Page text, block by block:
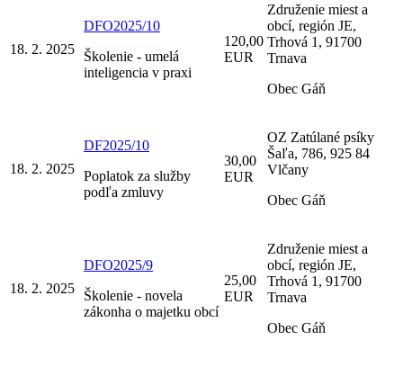
18. 2. 2025
DFO2025/10
Školenie - umelá
inteligencia v praxi
120,00
EUR
Združenie miest a
obcí, región JE,
Trhová 1, 91700
Trnava
Obec Gáň
18. 2. 2025
DF2025/10
Poplatok za služby
podľa zmluvy
30,00
EUR
OZ Zatúlané psíky
Šaľa, 786, 925 84
Vlčany
Obec Gáň
18. 2. 2025
DFO2025/9
Školenie - novela
zákonha o majetku obcí
25,00
EUR
Združenie miest a
obcí, región JE,
Trhová 1, 91700
Trnava
Obec Gáň